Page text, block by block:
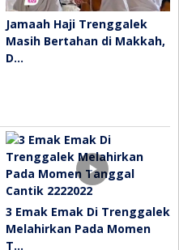
Jamaah Haji Trenggalek
Masih Bertahan di Makkah,
D…
3 Emak Emak Di Trenggalek
Melahirkan Pada Momen
T…